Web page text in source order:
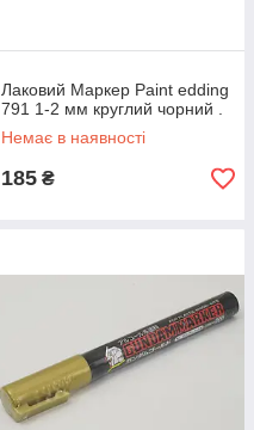
Лаковий Маркер Paint edding
791 1-2 мм круглий чорний .
Немає в наявності
185 ₴